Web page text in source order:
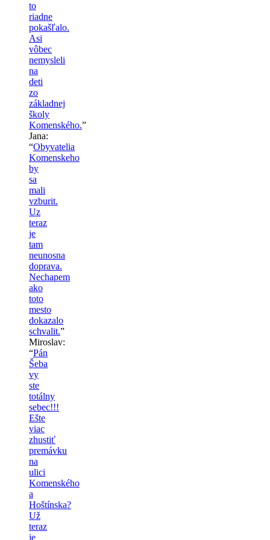
to
riadne
pokašľalo.
Asi
vôbec
nemysleli
na
deti
zo
základnej
školy
Komenského.”
Jana:
“Obyvatelia
Komenskeho
by
sa
mali
vzburit.
Uz
teraz
je
tam
neunosna
doprava.
Nechapem
ako
toto
mesto
dokazalo
schvalit.”
Miroslav:
“Pán
Šeba
vy
ste
totálny
sebec!!!
Ešte
viac
zhustiť
premávku
na
ulici
Komenského
a
Hoštínska?
Už
teraz
je